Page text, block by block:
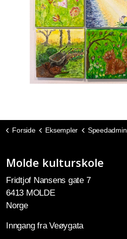
Forside Eksempler Speedadmin
Molde kulturskole
Fridtjof Nansens gate 7
6413 MOLDE
Norge
Inngang fra Veøygata